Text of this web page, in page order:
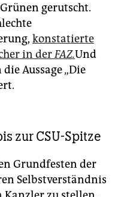
gerutscht.
konstatierte
in derFAZ.Und
Aussage „Die
zur CSU-Spitze
Grundfesten der
Selbstverständnis